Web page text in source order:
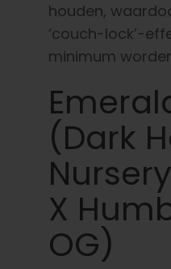
houden,
‘couch-lock’-
minimum
(Dark
X
OG)